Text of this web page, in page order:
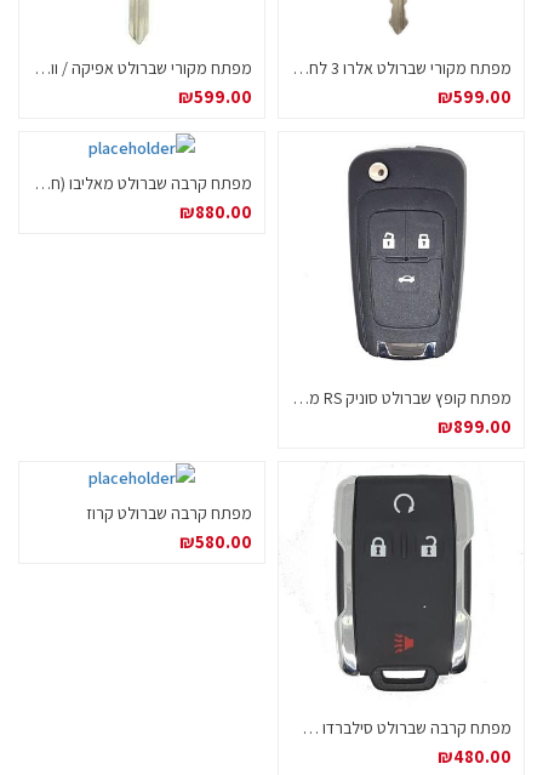
מפתח מקורי שברולט אלרו 3 לחצנים
₪599.00
מפתח מקורי שברולט אפיקה / וויונט
₪599.00
מפתח קופץ שברולט סוניק RS מקורי
₪899.00
מפתח קרבה שברולט מאליבו (חכם) 315 MHZ (ארבעה לחצנים)
₪880.00
מפתח קרבה שברולט סילברדו OEM
₪480.00
מפתח קרבה שברולט קרוז
₪580.00